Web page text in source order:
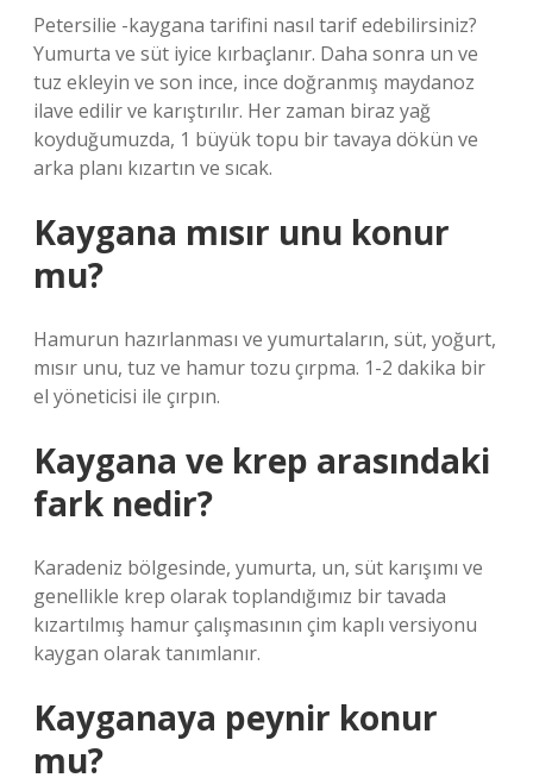
Petersilie -kaygana tarifini nasıl tarif edebilirsiniz?
Yumurta ve süt iyice kırbaçlanır. Daha sonra un ve
tuz ekleyin ve son ince, ince doğranmış maydanoz
ilave edilir ve karıştırılır. Her zaman biraz yağ
koyduğumuzda, 1 büyük topu bir tavaya dökün ve
arka planı kızartın ve sıcak.
Kaygana mısır unu konur
mu?
Hamurun hazırlanması ve yumurtaların, süt, yoğurt,
mısır unu, tuz ve hamur tozu çırpma. 1-2 dakika bir
el yöneticisi ile çırpın.
Kaygana ve krep arasındaki
fark nedir?
Karadeniz bölgesinde, yumurta, un, süt karışımı ve
genellikle krep olarak toplandığımız bir tavada
kızartılmış hamur çalışmasının çim kaplı versiyonu
kaygan olarak tanımlanır.
Kayganaya peynir konur
mu?